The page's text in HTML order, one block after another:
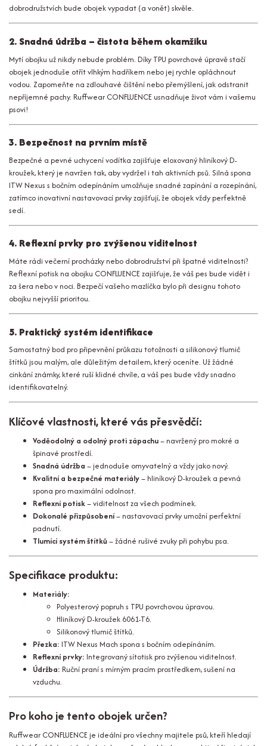
dobrodružstvích bude obojek vypadat (a vonět) skvěle.
2. Snadná údržba – čistota během okamžiku
Mytí obojku už nikdy nebude problém. Díky TPU povrchové úpravě stačí
obojek jednoduše otřít vlhkým hadříkem nebo jej rychle opláchnout
vodou. Zapomeňte na zdlouhavé čištění nebo přemýšlení, jak odstranit
nepříjemné pachy. Ruffwear CONFLUENCE usnadňuje život vám i vašemu
psovi!
3. Bezpečnost na prvním místě
Bezpečné a pevné uchycení vodítka zajišťuje eloxovaný hliníkový D-
kroužek, který je navržen tak, aby vydržel i tah aktivních psů. Silná spona
ITW Nexus s bočním odepínáním umožňuje snadné zapínání a rozepínání,
zatímco inovativní nastavovací prvky zajišťují, že obojek vždy perfektně
sedí.
4. Reflexní prvky pro zvýšenou viditelnost
Máte rádi večerní procházky nebo dobrodružství při špatné viditelnosti?
Reflexní potisk na obojku CONFLUENCE zajišťuje, že váš pes bude vidět i
za šera nebo v noci. Bezpečí vašeho mazlíčka bylo při designu tohoto
obojku nejvyšší prioritou.
5. Praktický systém identifikace
Samostatný bod pro připevnění průkazu totožnosti a silikonový tlumič
štítků jsou malým, ale důležitým detailem, který oceníte. Už žádné
cinkání známky, které ruší klidné chvíle, a váš pes bude vždy snadno
identifikovatelný.
Klíčové vlastnosti, které vás přesvědčí:
Voděodolný a odolný proti zápachu– navržený pro mokré a
špinavé prostředí.
Snadná údržba – jednoduše omyvatelný a vždy jako nový.
Kvalitní a bezpečné materiály– hliníkový D-kroužek a pevná
spona pro maximální odolnost.
Reflexní potisk– viditelnost za všech podmínek.
Dokonalé přizpůsobení– nastavovací prvky umožní perfektní
padnutí.
Tlumící systém štítků– žádné rušivé zvuky při pohybu psa.
Specifikace produktu:
Materiály:
Polyesterový popruh s TPU povrchovou úpravou.
Hliníkový D-kroužek 6061-T6.
Silikonový tlumič štítků.
Přezka: ITW Nexus Mach spona s bočním odepínáním.
Reflexní prvky: Integrovaný sítotisk pro zvýšenou viditelnost.
Údržba: Ruční praní s mírným pracím prostředkem, sušení na
vzduchu.
Pro koho je tento obojek určen?
Ruffwear CONFLUENCE je ideální pro všechny majitele psů, kteří hledají